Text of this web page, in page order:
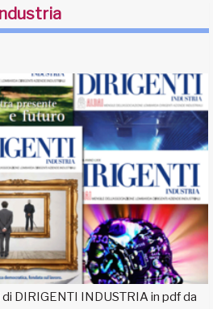
DIRIGENTI INDUSTRIA in pdf da